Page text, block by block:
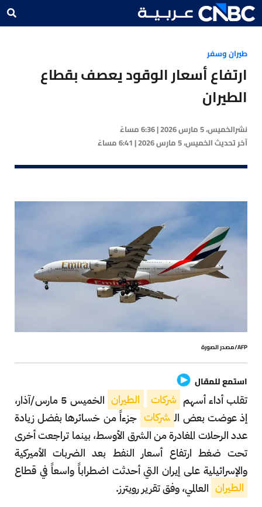
طيران وسفر
ارتفاع أسعار الوقود يعصف بقطاع
الطيران
نشرالخميس، 5 مارس 2026 | 6:36 مساءً
آخر تحديثالخميس، 5 مارس 2026 | 6:41 مساءً
AFP/مصدر الصورة
استمع للمقال
تقلب أداء أسهم شركات الطيران
الخميس 5 مارس/آذار،
إذ عوضت بعض ال شركات جزءاً من خسائرها بفضل زيادة
عدد الرحلات المغادرة من الشرق الأوسط، بينما تراجعت أخرى
تحت ضغط ارتفاع أسعار النفط بعد الضربات الأميركية
والإسرائيلية على إيران التي أحدثت اضطراباً واسعاً في قطاع
الطيران العالمي، وفق تقرير رويترز.